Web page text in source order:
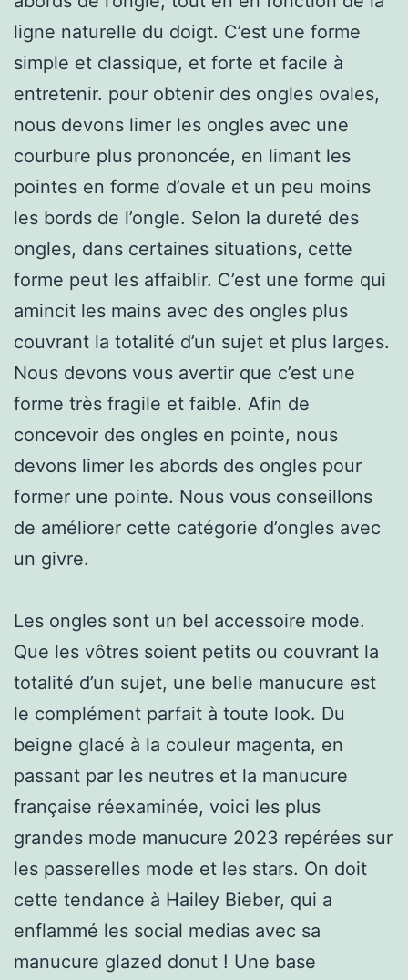
ligne naturelle du doigt. C’est une forme
simple et classique, et forte et facile à
entretenir. pour obtenir des ongles ovales,
nous devons limer les ongles avec une
courbure plus prononcée, en limant les
pointes en forme d’ovale et un peu moins
les bords de l’ongle. Selon la dureté des
ongles, dans certaines situations, cette
forme peut les affaiblir. C’est une forme qui
amincit les mains avec des ongles plus
couvrant la totalité d’un sujet et plus larges.
Nous devons vous avertir que c’est une
forme très fragile et faible. Afin de
concevoir des ongles en pointe, nous
devons limer les abords des ongles pour
former une pointe. Nous vous conseillons
de améliorer cette catégorie d’ongles avec
un givre.
Les ongles sont un bel accessoire mode.
Que les vôtres soient petits ou couvrant la
totalité d’un sujet, une belle manucure est
le complément parfait à toute look. Du
beigne glacé à la couleur magenta, en
passant par les neutres et la manucure
française réexaminée, voici les plus
grandes mode manucure 2023 repérées sur
les passerelles mode et les stars. On doit
cette tendance à Hailey Bieber, qui a
enflammé les social medias avec sa
manucure glazed donut ! Une base